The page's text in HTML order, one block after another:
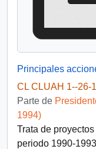
CL CLUAH 1--26-
Parte de
1994)
Trata de
periodo 1990-